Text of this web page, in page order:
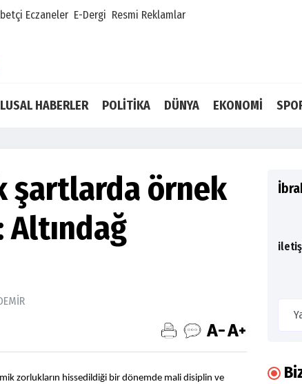
Eczaneler E-Dergi Resmi Reklamlar
HABERLER POLİTİKA DÜNYA EKONOMİ
şartlarda örnek
zorlukların hissedildiği bir dönemde mali disiplin ve